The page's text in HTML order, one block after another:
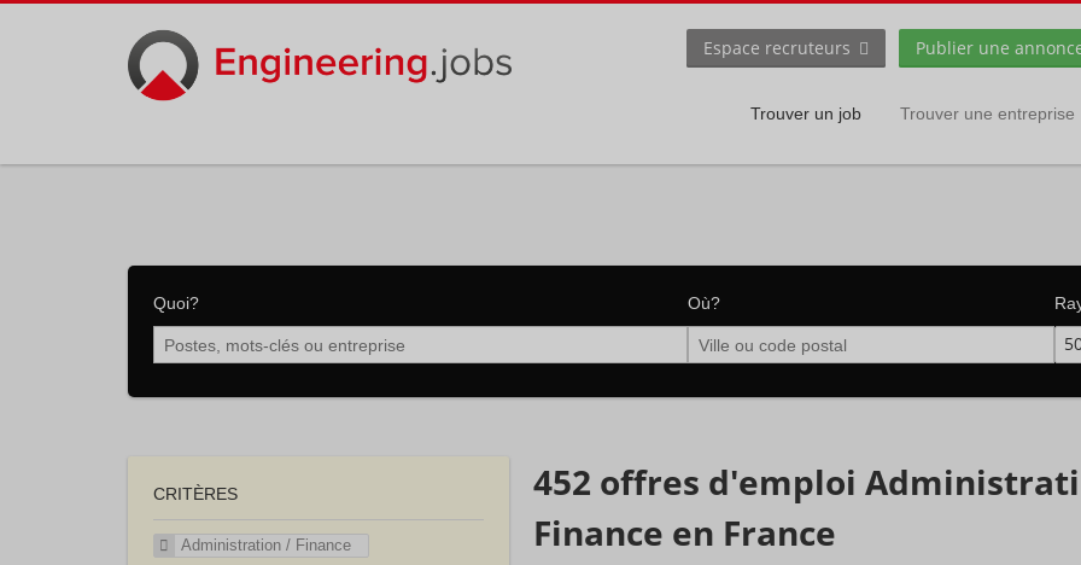
Trouver un job Trouver une entreprise
Espace recruteurs Publier une
Quoi? Où?
452 offres d'emploi
Finance en France
CRITÈRES
Administration / Finance